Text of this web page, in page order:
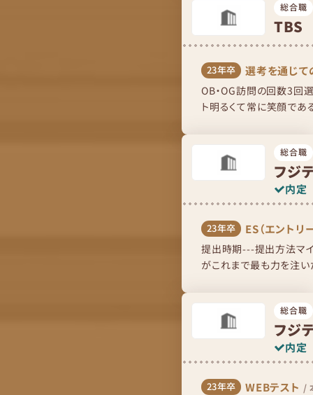
総合職
TBS
23年卒 選考を通じて
OB・OG訪問の回数3回
ト明るくて常に笑顔であ
総合職
フジ
内定
23年卒 ES（エントリ
提出時期---提出方法マ
がこれまで最も力を注い
総合職
フジ
内定
23年卒 WEBテスト /